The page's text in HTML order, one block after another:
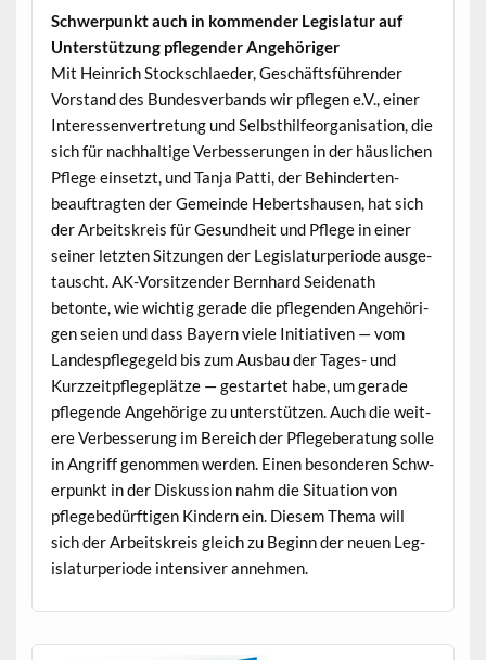
Schw­er­punkt auch in kom­mender Leg­is­latur auf
Unter­stützung pfle­gen­der Angehöriger
Mit Hein­rich Stockschlaed­er, Geschäfts­führen­der
Vor­stand des Bun­desver­bands wir pfle­gen e.V., ein­er
Inter­essen­vertre­tung und Selb­sthil­fe­or­gan­i­sa­tion, die
sich für nach­haltige Verbesserun­gen in der häus­lichen
Pflege ein­set­zt, und Tan­ja Pat­ti, der Behin­derten­
beauf­tragten der Gemeinde Hebertshausen, hat sich
der Arbeit­skreis für Gesund­heit und Pflege in ein­er
sein­er let­zten Sitzun­gen der Leg­is­laturpe­ri­ode aus­ge­
tauscht. AK-Vor­sitzen­der Bern­hard Sei­de­nath
betonte, wie wichtig ger­ade die pfle­gen­den Ange­höri­
gen seien und dass Bay­ern viele Ini­tia­tiv­en — vom
Lan­despflegegeld bis zum Aus­bau der Tages- und
Kurzzeitpflege­plätze — ges­tartet habe, um ger­ade
pfle­gende Ange­hörige zu unter­stützen. Auch die weit­
ere Verbesserung im Bere­ich der Pflege­ber­atung solle
in Angriff genom­men wer­den. Einen beson­deren Schw­
er­punkt in der Diskus­sion nahm die Sit­u­a­tion von
pflegebedürfti­gen Kindern ein. Diesem The­ma will
sich der Arbeit­skreis gle­ich zu Beginn der neuen Leg­
is­laturpe­ri­ode inten­siv­er annehmen.